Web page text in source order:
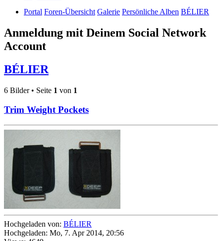
Portal Foren-Übersicht Galerie Persönliche Alben BÉLIER
Anmeldung mit Deinem Social Network
Account
BÉLIER
6 Bilder • Seite 1 von 1
Trim Weight Pockets
Hochgeladen von: BÉLIER
Hochgeladen: Mo, 7. Apr 2014, 20:56